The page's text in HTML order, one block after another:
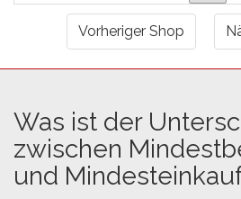
Vorheriger Shop
Was ist der
zwischen
und